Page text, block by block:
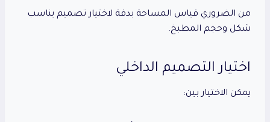
من الضروري قياس المساحة بدقة لاختيار تصميم يناسب
شكل وحجم المطبخ.
اختيار التصميم الداخلي
يمكن الاختيار بين: